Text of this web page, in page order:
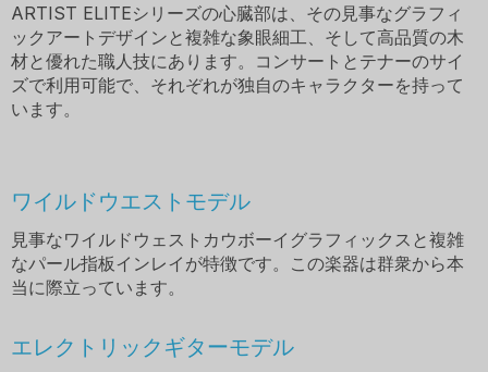
ARTIST ELITEシリーズの心臓部は、その見事なグラフィ
ックアートデザインと複雑な象眼細工、そして高品質の木
材と優れた職人技にあります。コンサートとテナーのサイ
ズで利用可能で、それぞれが独自のキャラクターを持って
います。
ワイルドウエストモデル
見事なワイルドウェストカウボーイグラフィックスと複雑
なパール指板インレイが特徴です。この楽器は群衆から本
当に際立っています。
エレクトリックギターモデル